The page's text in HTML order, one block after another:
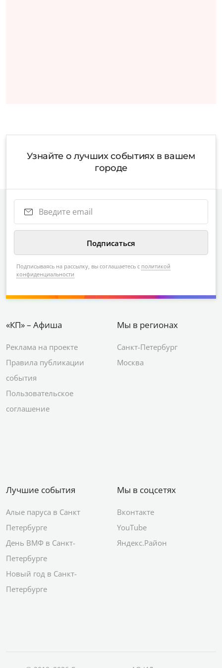
Узнайте о лучших событиях в вашем
городе
Подписываясь на рассылку, вы соглашаетесь с политикой
конфиденциальности
«КП» – Афиша
Реклама на проекте
Правила публикации
события
Пользовательское
соглашение
Мы в регионах
Санкт-Петербург
Москва
Лучшие события
Алые паруса в Санкт
Петербурге
День ВМФ в Санкт-
Петербурге
Новый год в Санкт-
Петербурге
Мы в соцсетях
Вконтакте
YouTube
Яндекс.Район